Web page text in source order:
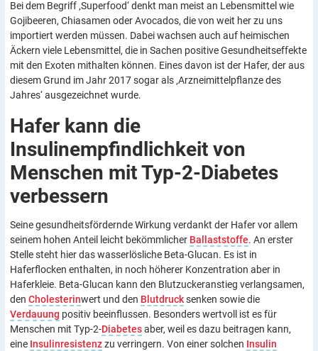
Bei dem Begriff ‚Superfood‘ denkt man meist an Lebensmittel wie
Gojibeeren, Chiasamen oder Avocados, die von weit her zu uns
importiert werden müssen. Dabei wachsen auch auf heimischen
Äckern viele Lebensmittel, die in Sachen positive Gesundheitseffekte
mit den Exoten mithalten können. Eines davon ist der Hafer, der aus
diesem Grund im Jahr 2017 sogar als ‚Arzneimittelpflanze des
Jahres‘ ausgezeichnet wurde.
Hafer kann die
Insulinempfindlichkeit von
Menschen mit Typ-2-Diabetes
verbessern
Seine gesundheitsfördernde Wirkung verdankt der Hafer vor allem
seinem hohen Anteil leicht bekömmlicher Ballaststoffe. An erster
Stelle steht hier das wasserlösliche Beta-Glucan. Es ist in
Haferflocken enthalten, in noch höherer Konzentration aber in
Haferkleie. Beta-Glucan kann den Blutzuckeranstieg verlangsamen,
den Cholesterinwert und den Blutdrucksenken sowie die
Verdauung positiv beeinflussen. Besonders wertvoll ist es für
Menschen mit Typ-2-Diabetesaber, weil es dazu beitragen kann,
eine Insulinresistenzzu verringern. Von einer solchen Insulin